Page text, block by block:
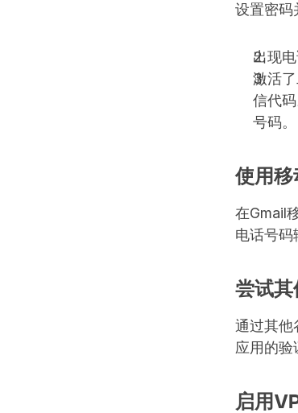
设置密码
出现
激活
信代
号码。
使用移
在Gmail
电话号码
尝试其
通过其他
应用的验
启用